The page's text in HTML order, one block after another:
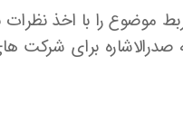
را با اخذ نظرات
برای شرکت